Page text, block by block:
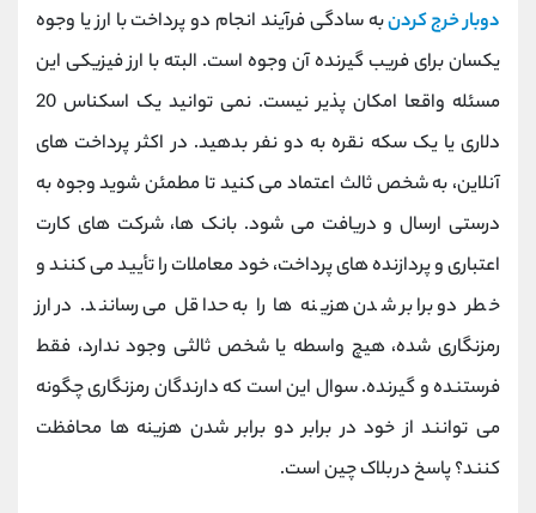
دوبار خرج کردنبه سادگی فرآیند انجام دو پرداخت با ارز یا وجوه
یکسان برای فریب گیرنده آن وجوه است. البته با ارز فیزیکی این
مسئله واقعا امکان پذیر نیست. نمی توانید یک اسکناس 20
دلاری یا یک سکه نقره به دو نفر بدهید. در اکثر پرداخت های
آنلاین، به شخص ثالث اعتماد می کنید تا مطمئن شوید وجوه به
درستی ارسال و دریافت می شود. بانک ها، شرکت های کارت
اعتباری و پردازنده های پرداخت، خود معاملات را تأیید می کنند و
خطر دو برابر شدن هزینه ها را به حداقل می رسانند. در ارز
رمزنگاری شده، هیچ واسطه یا شخص ثالثی وجود ندارد، فقط
فرستنده و گیرنده. سوال این است که دارندگان رمزنگاری چگونه
می توانند از خود در برابر دو برابر شدن هزینه ها محافظت
کنند؟ پاسخ دربلاک چین است.
تلفن 021-22021030
بدون پیش شماره 90001030
اینستاگرام @alireza.mehrabii
کانال تلگرام @alirezamehrabi_com